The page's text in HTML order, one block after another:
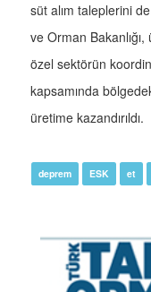
süt alım taleplerini
ve Orman
özel sektörün
kapsamında
üretime kazandırıldı.
deprem ESK et